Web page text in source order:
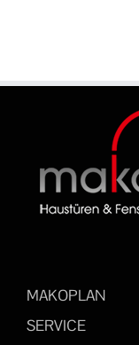
MAKOPLAN
SERVICE